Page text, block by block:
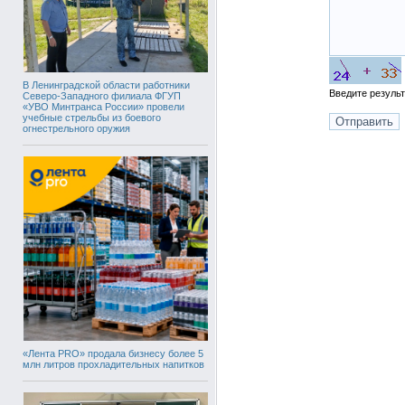
В Ленинградской области работники
Северо-Западного филиала ФГУП
«УВО Минтранса России» провели
учебные стрельбы из боевого
огнестрельного оружия
«Лента PRO» продала бизнесу более 5
млн литров прохладительных напитков
Введите